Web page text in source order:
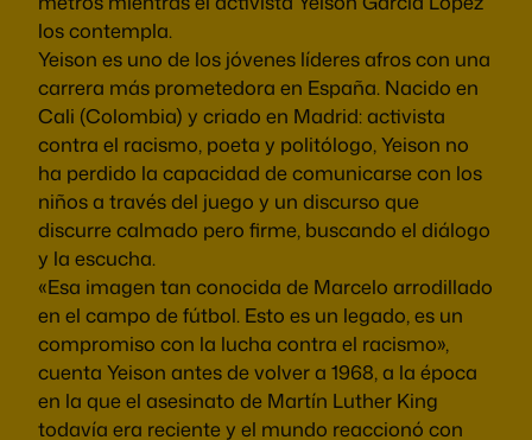
los contempla.
Yeison es uno de los jóvenes líderes afros con una
carrera más prometedora en España. Nacido en
Cali (Colombia) y criado en Madrid: activista
contra el racismo, poeta y politólogo, Yeison no
ha perdido la capacidad de comunicarse con los
niños a través del juego y un discurso que
discurre calmado pero firme, buscando el diálogo
y la escucha.
«Esa imagen tan conocida de Marcelo arrodillado
en el campo de fútbol. Esto es un legado, es un
compromiso con la lucha contra el racismo»,
cuenta Yeison antes de volver a 1968, a la época
en la que el asesinato de Martín Luther King
todavía era reciente y el mundo reaccionó con